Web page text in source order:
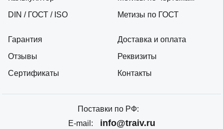
DIN / ГОСТ / ISO
Гарантия
Отзывы
Сертификаты
Метизы по ГОСТ
Доставка и оплата
Реквизиты
Контакты
Поставки по РФ:
E-mail:
info@traiv.ru